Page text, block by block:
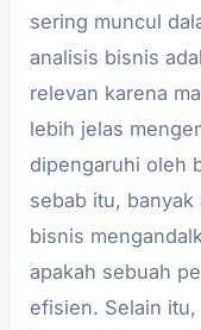
sering muncul
analisis bisnis
relevan karena
lebih jelas
dipengaruhi oleh
sebab itu,
bisnis
apakah sebuah
efisien. Selain